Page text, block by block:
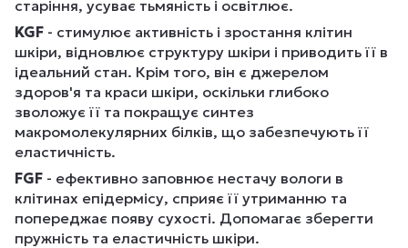
старіння, усуває тьмяність і освітлює.
KGF - стимулює активність і зростання клітин
шкіри, відновлює структуру шкіри і приводить її в
ідеальний стан. Крім того, він є джерелом
здоров'я та краси шкіри, оскільки глибоко
зволожує її та покращує синтез
макромолекулярних білків, що забезпечують її
еластичність.
FGF - ефективно заповнює нестачу вологи в
клітинах епідермісу, сприяє її утриманню та
попереджає появу сухості. Допомагає зберегти
пружність та еластичність шкіри.